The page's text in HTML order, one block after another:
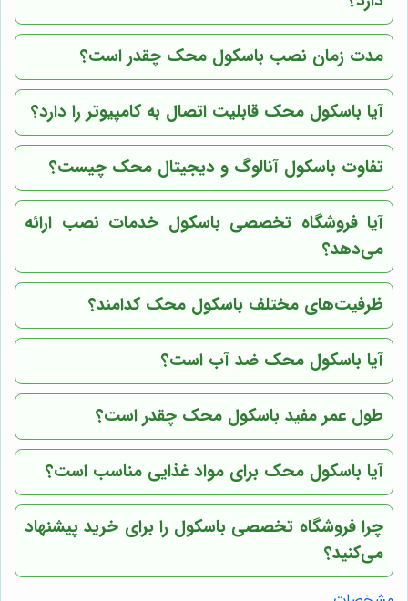
مدت زمان نصب باسکول محک چقدر است؟
آیا باسکول محک قابلیت اتصال به کامپیوتر را دارد؟
تفاوت باسکول آنالوگ و دیجیتال محک چیست؟
آیا فروشگاه تخصصی باسکول خدمات نصب ارائه
می‌دهد؟
ظرفیت‌های مختلف باسکول محک کدامند؟
آیا باسکول محک ضد آب است؟
طول عمر مفید باسکول محک چقدر است؟
آیا باسکول محک برای مواد غذایی مناسب است؟
چرا فروشگاه تخصصی باسکول را برای خرید پیشنهاد
می‌کنید؟